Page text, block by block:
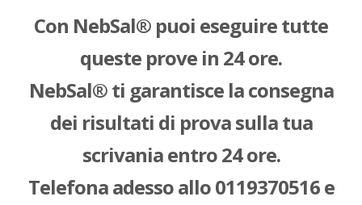
Con NebSal® puoi eseguire tutte
queste prove in 24 ore.
NebSal® ti garantisce la consegna
dei risultati di prova sulla tua
scrivania entro 24 ore.
Telefona adesso allo 0119370516 e